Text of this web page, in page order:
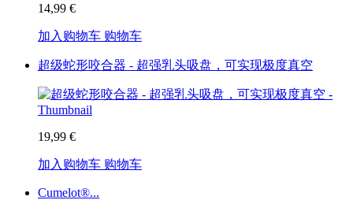
14,99 €
加入购物车 购物车
超级蛇形咬合器 - 超强乳头吸盘，可实现极度真空
19,99 €
加入购物车 购物车
Cumelot®...